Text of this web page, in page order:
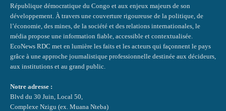
République démocratique du Congo et aux enjeux majeurs de son
développement. À travers une couverture rigoureuse de la politique, de
l’économie, des mines, de la société et des relations internationales, le
média propose une information fiable, accessible et contextualisée.
EcoNews RDC met en lumière les faits et les acteurs qui façonnent le pays
grâce à une approche journalistique professionnelle destinée aux décideurs,
aux institutions et au grand public.
Notre adresse :
Blvd du 30 Juin, Local 50,
Complexe Nzigu (ex. Muana Nteba)